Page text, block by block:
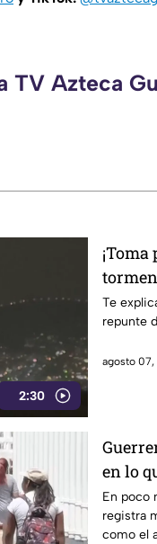
TV Azteca
2:30
en
Te
repunte
agosto 07,
en lo
En poco
registra
como el